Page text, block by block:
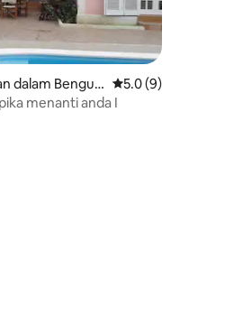
dalam Benguel Penarafan purata
5.0 (9)
menanti anda I